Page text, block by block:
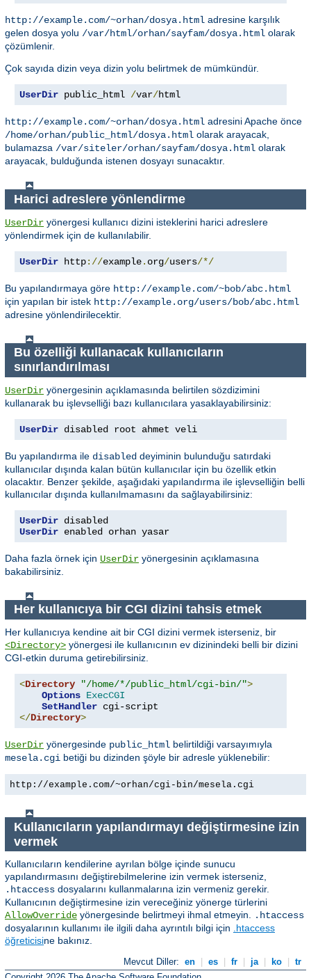
http://example.com/~orhan/dosya.html adresine karşılık
gelen dosya yolu /var/html/orhan/sayfam/dosya.html olarak
çözümlenir.
Çok sayıda dizin veya dizin yolu belirtmek de mümkündür.
UserDir public_html /var/html
http://example.com/~orhan/dosya.html adresini Apache önce
/home/orhan/public_html/dosya.html olarak arayacak,
bulamazsa /var/siteler/orhan/sayfam/dosya.html olarak
arayacak, bulduğunda istenen dosyayı sunacaktır.
Harici adreslere yönlendirme
UserDir yönergesi kullanıcı dizini isteklerini harici adreslere
yönlendirmek için de kullanılabilir.
UserDir http://example. org/users/*/
Bu yapılandırmaya göre http://example.com/~bob/abc.html
için yapılan bir istek http://example.org/users/bob/abc.html
adresine yönlendirilecektir.
Bu özelliği kullanacak kullanıcıların
sınırlandırılması
UserDir yönergesinin açıklamasında belirtilen sözdizimini
kullanarak bu işlevselliği bazı kullanıcılara yasaklayabilirsiniz:
UserDir disabled root ahmet veli
Bu yapılandırma ile disabled deyiminin bulunduğu satırdaki
kullanıcılar dışında kalan bütün kullanıcılar için bu özellik etkin
olacaktır. Benzer şekilde, aşağıdaki yapılandırma ile işlevselliğin belli
kullanıcılar dışında kullanılmamasını da sağlayabilirsiniz:
UserDir
UserDir enabled orhan yasar
Daha fazla örnek için UserDir yönergesinin açıklamasına
bakabilirsiniz.
Her kullanıcıya bir CGI dizini tahsis etmek
Her kullanıcıya kendine ait bir CGI dizini vermek isterseniz, bir
<Directory> yönergesi ile kullanıcının ev dizinindeki belli bir dizini
CGI-etkin duruma getirebilirsiniz.
<Directory "/home/*/public_html/cgi-bin/">
Options ExecCGI
SetHandler
</Directory>
UserDir yönergesinde public_html belirtildiği varsayımıyla
mesela.cgi betiği bu dizinden şöyle bir adresle yüklenebilir:
http://example.com/~orhan/cgi-bin/mesela.cgi
Kullanıcıların yapılandırmayı değiştirmesine izin
vermek
Kullanıcıların kendilerine ayrılan bölge içinde sunucu
yapılandırmasını değiştirebilmelerine izin vermek isterseniz,
.htaccess dosyalarını kullanmalarına izin vermeniz gerekir.
Kullanıcının değiştirmesine izin vereceğiniz yönerge türlerini
AllowOverride yönergesinde belirtmeyi ihmal etmeyin.
.htaccess
dosyalarının kullanımı ile ilgili daha ayrıntılı bilgi için
.htaccess
öğreticisine bakınız.
Mevcut Diller: en es fr ja ko
tr